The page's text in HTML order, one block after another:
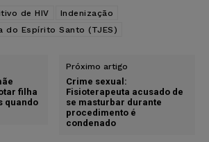
de HIV
Indenização
do Espírito Santo (TJES)
filha
quando
Próximo artigo
Crime sexual:
Fisioterapeuta acusado de
se masturbar durante
procedimento é
condenado